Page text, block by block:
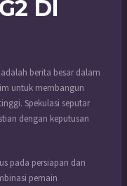
DI
berita besar dalam
untuk membangun
Spekulasi seputar
dengan keputusan
pada persiapan dan
pemain